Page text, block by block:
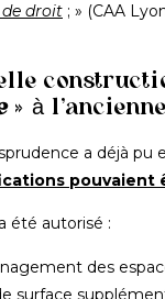
droit ; » (CAA
» à
a déjà pu
pouvaient
été autorisé :
des
surface